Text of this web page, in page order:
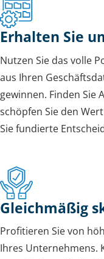
Erhalten Sie
Nutzen Sie das volle
aus Ihren
gewinnen. Finden Sie
schöpfen Sie den
Sie fundierte
Gleichmäßig
Profitieren Sie von
Ihres Unternehmens.